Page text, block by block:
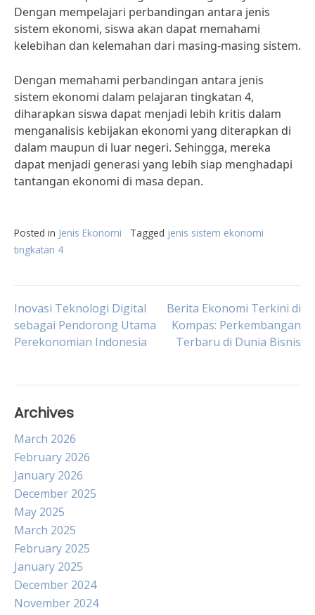
Dengan mempelajari perbandingan antara jenis
sistem ekonomi, siswa akan dapat memahami
kelebihan dan kelemahan dari masing-masing sistem.
Dengan memahami perbandingan antara jenis
sistem ekonomi dalam pelajaran tingkatan 4,
diharapkan siswa dapat menjadi lebih kritis dalam
menganalisis kebijakan ekonomi yang diterapkan di
dalam maupun di luar negeri. Sehingga, mereka
dapat menjadi generasi yang lebih siap menghadapi
tantangan ekonomi di masa depan.
Posted in Jenis Ekonomi Tagged jenis sistem ekonomi
tingkatan 4
Post
navigation
Inovasi Teknologi Digital
sebagai Pendorong Utama
Perekonomian Indonesia
Berita Ekonomi Terkini di
Kompas: Perkembangan
Terbaru di Dunia Bisnis
Archives
March 2026
February 2026
January 2026
December 2025
May 2025
March 2025
February 2025
January 2025
December 2024
November 2024